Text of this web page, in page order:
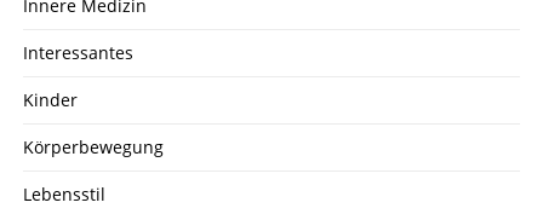
Innere Medizin
Interessantes
Kinder
Körperbewegung
Lebensstil